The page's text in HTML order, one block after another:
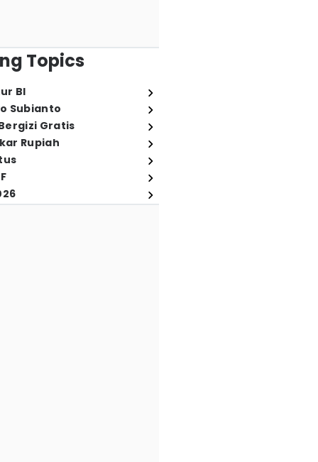
Topics
BI
Subianto
Gratis
Rupiah